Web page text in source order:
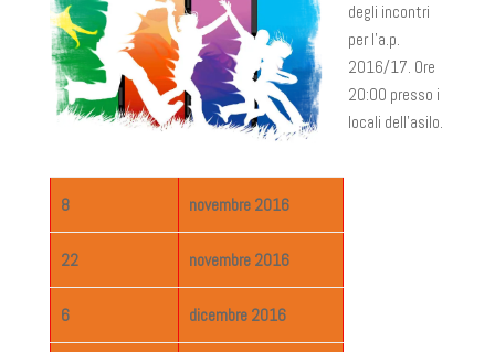
degli incontri
per l’a.p.
2016/17. Ore
20:00 presso i
locali dell’asilo.
8 novembre 2016
22 novembre 2016
6 dicembre 2016